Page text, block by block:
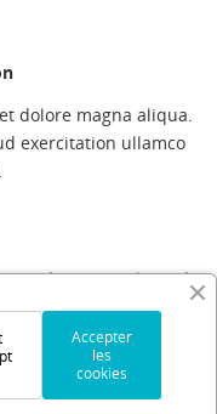
dolore magna aliqua.
exercitation ullamco
adipisicing elit, sed
et dolore magna
proident, sunt in culpa
Accepter
les
cookies